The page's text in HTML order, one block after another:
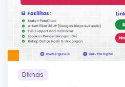
Diknas